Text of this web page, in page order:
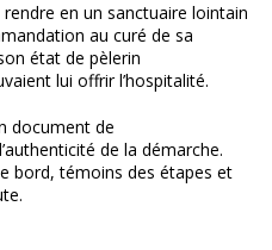
en un sanctuaire lointain
au curé de sa
état de pèlerin
lui offrir l’hospitalité.
document de
de la démarche.
bord, témoins des étapes et